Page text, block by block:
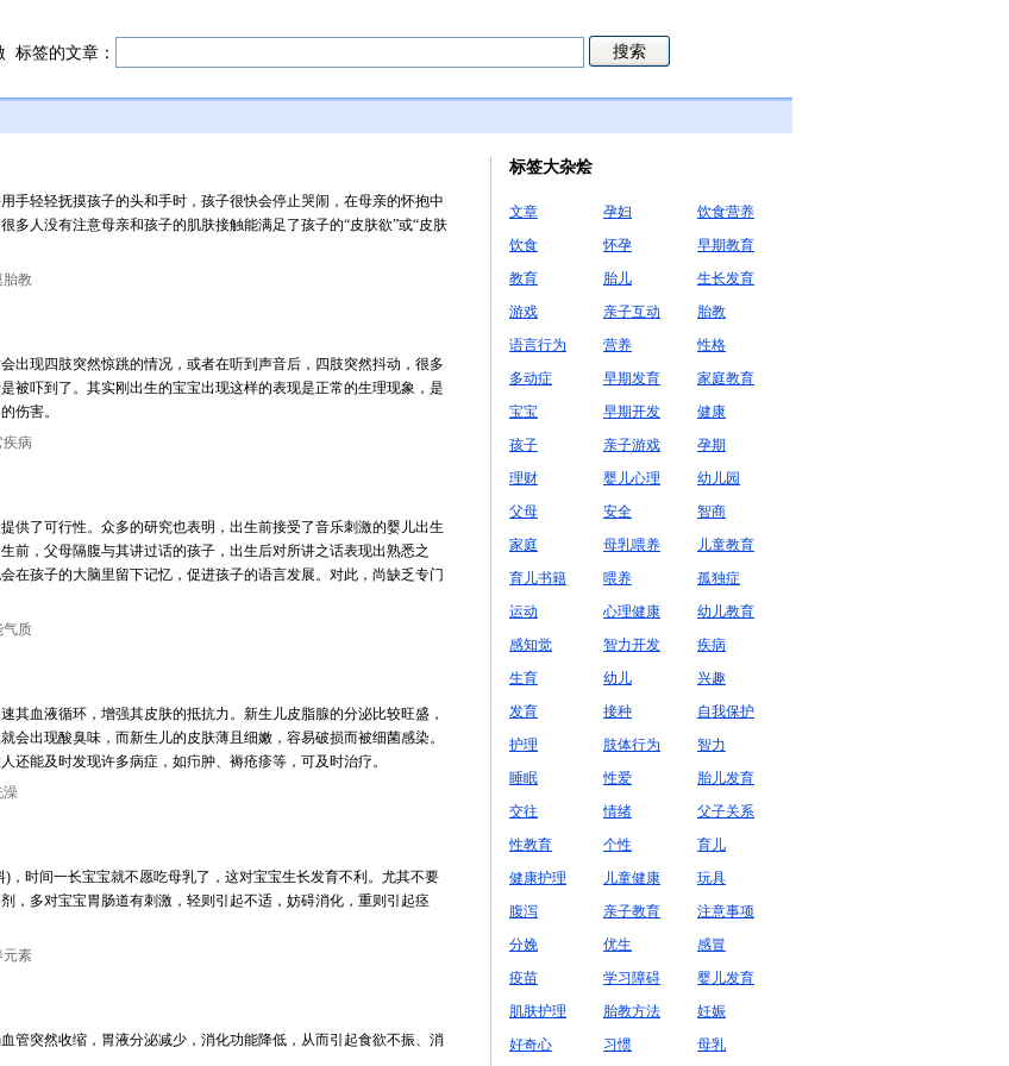
标签的文章：
手轻轻抚摸孩子的头和手时，孩子很快会停止哭闹，在母亲的怀抱中
多人没有注意母亲和孩子的肌肤接触能满足了孩子的“皮肤欲”或“皮肤
胎教
出现四肢突然惊跳的情况，或者在听到声音后，四肢突然抖动，很多
被吓到了。其实刚出生的宝宝出现这样的表现是正常的生理现象，是
伤害。
疾病
供了可行性。众多的研究也表明，出生前接受了音乐刺激的婴儿出生
前，父母隔腹与其讲过话的孩子，出生后对所讲之话表现出熟悉之
在孩子的大脑里留下记忆，促进孩子的语言发展。对此，尚缺乏专门
气质
其血液循环，增强其皮肤的抵抗力。新生儿皮脂腺的分泌比较旺盛，
会出现酸臭味，而新生儿的皮肤薄且细嫩，容易破损而被细菌感染。
能及时发现许多病症，如疖肿、褥疮疹等，可及时治疗。
澡
时间一长宝宝就不愿吃母乳了，这对宝宝生长发育不利。尤其不要
，多对宝宝胃肠道有刺激，轻则引起不适，妨碍消化，重则引起痉
元素
管突然收缩，胃液分泌减少，消化功能降低，从而引起食欲不振、消
标签大杂烩
文章 孕妇
饮食营养
饮食
怀孕
早期教育
教育
胎儿
生长发育
游戏
亲子互动
胎教
语言行为
营养
性格
多动症
早期发育
家庭教育
宝宝
早期开发
健康
孩子
亲子游戏
孕期
理财
婴儿心理
幼儿园
父母
安全
智商
家庭
母乳喂养
儿童教育
育儿书籍
喂养
孤独症
运动
心理健康
幼儿教育
感知觉
智力开发
疾病
生育
幼儿
兴趣
发育
接种
自我保护
护理
肢体行为
智力
睡眠
性爱
胎儿发育
交往
情绪
父子关系
性教育
个性
育儿
健康护理
儿童健康
玩具
腹泻
亲子教育
注意事项
分娩
优生
感冒
疫苗
学习障碍
婴儿发育
肌肤护理
胎教方法
妊娠
好奇心
习惯
母乳